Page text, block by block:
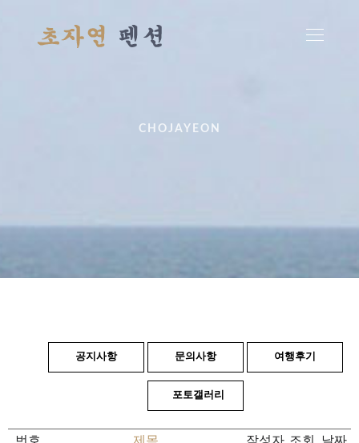
CHOJAYEON
공지사항 문의사항 여행후기
포토갤러리